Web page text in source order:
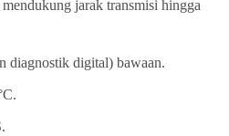
jarak transmisi hingga
diagnostik digital) bawaan.